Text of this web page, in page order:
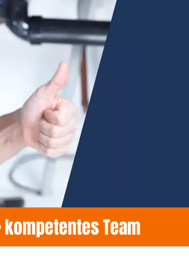
kompetentes Team